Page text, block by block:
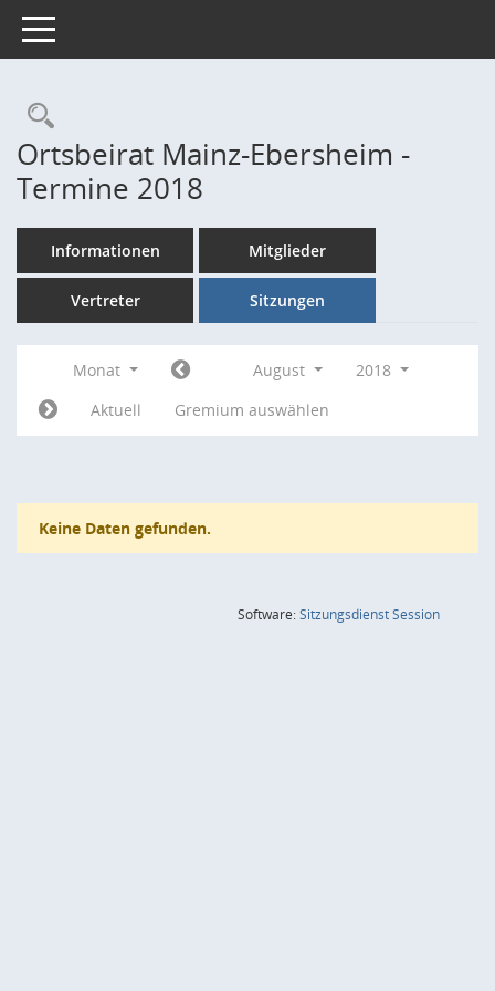
Toggle navigation
Rechercheauswahl
Ortsbeirat Mainz-Ebersheim -
Termine 2018
Informationen Mitglieder
Vertreter Sitzungen
Monat August
2018
Aktuell
Gremium auswählen
Keine Daten gefunden.
Software:SitzungsdienstSession(Wird in